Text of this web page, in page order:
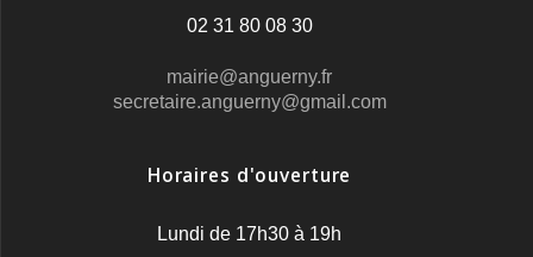
02 31 80 08 30
mairie@anguerny.fr
secretaire.anguerny@gmail.com
Horaires d'ouverture
Lundi de 17h30 à 19h